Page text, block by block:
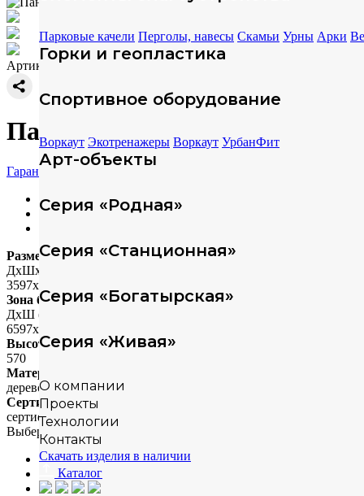
Парковые качели Перголы, навесы Скамьи Урны Арки
Горки и геопластика
Спортивное оборудование
Воркаут Экотренажеры Воркаут УрбанФит
Арт-объекты
Серия «Родная»
Серия «Станционная»
Серия «Богатырская»
Серия «Живая»
О компании
Проекты
Технологии
Контакты
Скачать изделия в наличии
Каталог
Артикул: 314239
Панель для обучения ELMAF
Гарантия
Характеристики
Техописание
Размеры
ДхШхВ (мм)
3597х1380х1780
Зона безопасности
ДхШ (мм)
6597х4380
Высота падения
570
Материал
дерево+HPL
Сертификация
сертифицировано
Выберите материал
сосна
лиственница
-